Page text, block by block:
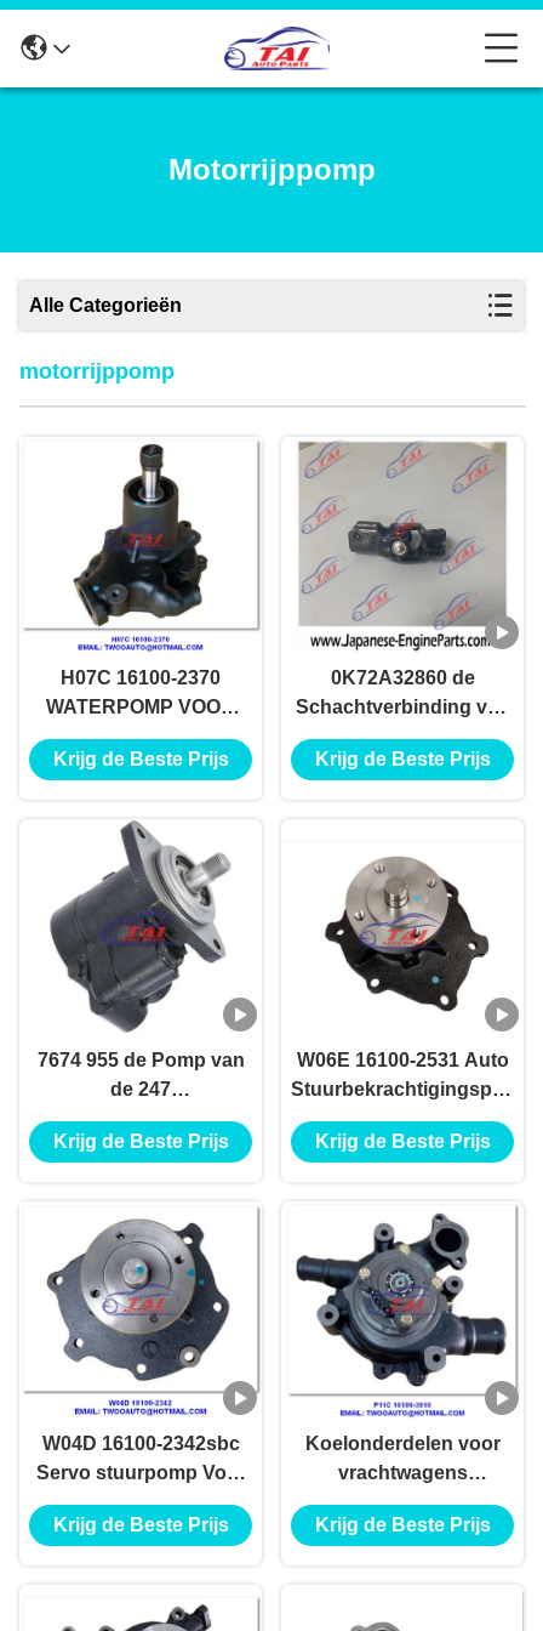
Motorrijppomp
Alle Categorieën
motorrijppomp
H07C 16100-2370
WATERPOMP VOOR
HINO H07C
Krijg de Beste Prijs
0K72A32860 de
Schachtverbinding van
de leidingskolom voor
KIA RIO 0K72A-32860
Krijg de Beste Prijs
7674 955 de Pomp van
de 247
Autostuurbekrachtiging
voor Saleauto-
Krijg de Beste Prijs
W06E 16100-2531 Auto
Stuurbekrachtigingspomp
voor Hino, OEM 16100-
2531 van de
Krijg de Beste Prijs
W04D 16100-2342sbc
Servo stuurpomp Voor
Hino, FC166 W04D
Waterpomp 16100-2342
Krijg de Beste Prijs
Koelonderdelen voor
vrachtwagens
Autopomp, P11C
waterpomp voor HINO
Krijg de Beste Prijs